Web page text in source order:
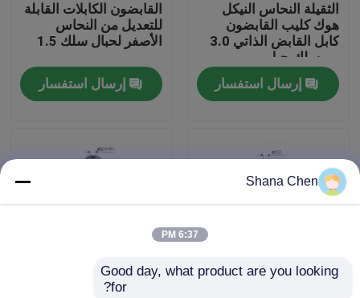
جولة في المعمل
مراقبة الجودة
اطلب اقتباس
الثقيلة النحاس النيكل
هوك كليب القابضون
كابل القابض الذاتي 3.0
مم سلك حبل
إرسال استفسار
القابضون الكابلات القابلة
للتعديل من النحاس
الأصفر لحبال سلك 1.5
إرسال استفسار
قابض كابل الأنوار
Shana Chen
6:37 PM
Good day, what product are you looking
for?